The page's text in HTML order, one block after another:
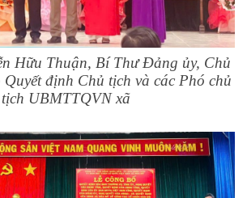
Hữu Thuận, Bí Thư Đảng ủy, Chủ
định Chủ tịch và các Phó chủ
tịch UBMTTQVN xã